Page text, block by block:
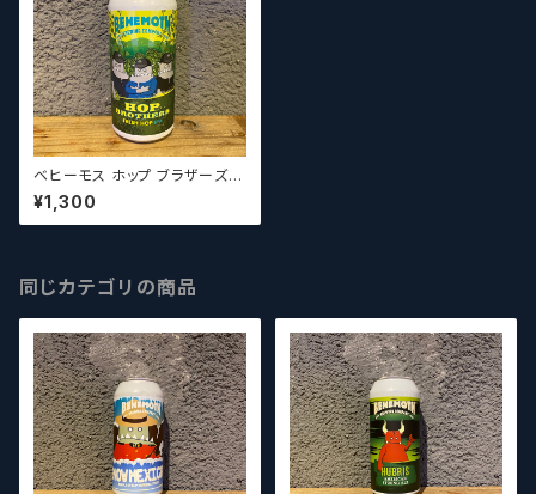
ベヒーモス ホップ ブラザーズ /
Behemoth Hop Brothers
【クラフトビールシザーズ】
¥1,300
同じカテゴリの商品